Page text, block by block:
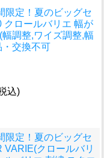
限定！夏のビッグセ
クロールバリエ 幅が
調整,ワイズ調整,幅
交換不可
込)
限定！夏のビッグセ
VARIE(クロールバリ